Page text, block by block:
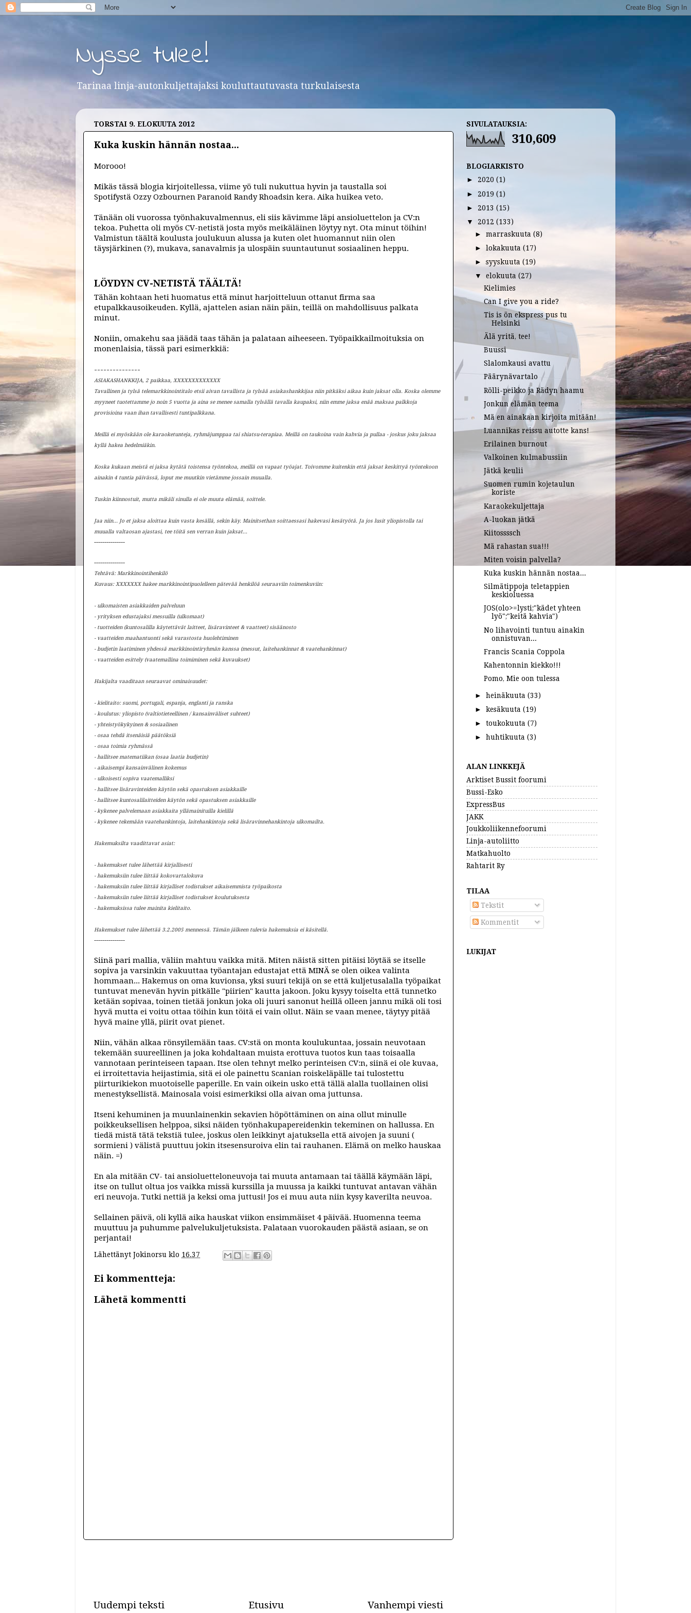
Nysse tulee!
Tarinaa linja-autonkuljettajaksi kouluttautuvasta turkulaisesta
TORSTAI 9. ELOKUUTA 2012
Kuka kuskin hännän nostaa...
Morooo!
Mikäs tässä blogia kirjoitellessa, viime yö tuli nukuttua hyvin ja taustalla soi
Spotifystä Ozzy Ozbournen Paranoid Randy Rhoadsin kera. Aika huikea veto.
Tänään oli vuorossa työnhakuvalmennus, eli siis kävimme läpi ansioluettelon ja CV:n
tekoa. Puhetta oli myös CV-netistä josta myös meikäläinen löytyy nyt. Ota minut töihin!
Valmistun täältä koulusta joulukuun alussa ja kuten olet huomannut niin olen
täysjärkinen (?), mukava, sanavalmis ja ulospäin suuntautunut sosiaalinen heppu.
LÖYDYN CV-NETISTÄ TÄÄLTÄ!
Tähän kohtaan heti huomatus että minut harjoitteluun ottanut firma saa
etupalkkausoikeuden. Kyllä, ajattelen asian näin päin, teillä on mahdollisuus palkata
minut.
Noniin, omakehu saa jäädä taas tähän ja palataan aiheeseen. Työpaikkailmoituksia on
monenlaisia, tässä pari esimerkkiä:
---------------
ASIAKASHANKKIJA, 2 paikkaa, XXXXXXXXXXXXX
Tavallinen ja tylsä telemarkkinointitalo etsii aivan tavallista ja tylsää asiakashankkijaa niin pitkäksi aikaa kuin jaksat olla. Koska olemme
myyneet tuotettamme jo noin 5 vuotta ja aina se menee samalla tylsällä tavalla kaupaksi, niin emme jaksa enää maksaa palkkoja
provisioina vaan ihan tavallisesti tuntipalkkana.
Meillä ei myöskään ole karaoketunteja, ryhmäjumppaa tai shiatsu-terapiaa. Meillä on taukoina vain kahvia ja pullaa - joskus joku jaksaa
kyllä hakea hedelmiäkin.
Koska kukaan meistä ei jaksa kytätä toistensa työntekoa, meillä on vapaat työajat. Toivomme kuitenkin että jaksat keskittyä työntekoon
ainakin 4 tuntia päivässä, loput me muutkin vietämme jossain muualla.
Tuskin kiinnostuit, mutta mikäli sinulla ei ole muuta elämää, soittele.
Jaa niin... Jo et jaksa aloittaa kuin vasta kesällä, sekin käy. Mainitsethan soittaessasi hakevasi kesätyötä. Ja jos lusit yliopistolla tai
muualla valtaosan ajastasi, tee töitä sen verran kuin jaksat...
---------------
---------------
Tehtävä: Markkinointihenkilö
Kuvaus: XXXXXXX hakee markkinointipuolelleen pätevää henkilöä seuraaviin toimenkuviin:
- ulkomaisten asiakkaiden palveluun
- yrityksen edustajaksi messuilla (ulkomaat)
- tuotteiden (kuntosalilla käytettävät laitteet, lisäravinteet & vaatteet) sisäänosto
- vaatteiden maahantuonti sekä varastosta huolehtiminen
- budjetin laatiminen yhdessä markkinointiryhmän kanssa (messut, laitehankinnat & vaatehankinnat)
- vaatteiden esittely (vaatemallina toimiminen sekä kuvaukset)
Hakijalta vaaditaan seuraavat ominaisuudet:
- kielitaito: suomi, portugali, espanja, englanti ja ranska
- koulutus: yliopisto (valtiotieteellinen / kansainväliset suhteet)
- yhteistyökykyinen & sosiaalinen
- osaa tehdä itsenäisiä päätöksiä
- osaa toimia ryhmässä
- hallitsee matematiikan (osaa laatia budjetin)
- aikaisempi kansainvälinen kokemus
- ulkoisesti sopiva vaatemalliksi
- hallitsee lisäravinteiden käytön sekä opastuksen asiakkaille
- hallitsee kuntosalilaitteiden käytön sekä opastuksen asiakkaille
- kykenee palvelemaan asiakkaita yllämainituilla kielillä
- kykenee tekemään vaatehankintoja, laitehankintoja sekä lisäravinnehankintoja ulkomailta.
Hakemuksilta vaadittavat asiat:
- hakemukset tulee lähettää kirjallisesti
- hakemuksiin tulee liittää kokovartalokuva
- hakemuksiin tulee liittää kirjalliset todistukset aikaisemmista työpaikosta
- hakemuksiin tulee liittää kirjalliset todistukset koulutuksesta
- hakemuksissa tulee mainita kielitaito.
Hakemukset tulee lähettää 3.2.2005 mennessä. Tämän jälkeen tulevia hakemuksia ei käsitellä.
---------------
Siinä pari mallia, väliin mahtuu vaikka mitä. Miten näistä sitten pitäisi löytää se itselle
sopiva ja varsinkin vakuuttaa työantajan edustajat että MINÄ se olen oikea valinta
hommaan... Hakemus on oma kuvionsa, yksi suuri tekijä on se että kuljetusalalla työpaikat
tuntuvat menevän hyvin pitkälle "piirien" kautta jakoon. Joku kysyy toiselta että tunnetko
ketään sopivaa, toinen tietää jonkun joka oli juuri sanonut heillä olleen jannu mikä oli tosi
hyvä mutta ei voitu ottaa töihin kun töitä ei vain ollut. Näin se vaan menee, täytyy pitää
hyvä maine yllä, piirit ovat pienet.
Niin, vähän alkaa rönsyilemään taas. CV:stä on monta koulukuntaa, jossain neuvotaan
tekemään suureellinen ja joka kohdaltaan muista erottuva tuotos kun taas toisaalla
vannotaan perinteiseen tapaan. Itse olen tehnyt melko perinteisen CV:n, siinä ei ole kuvaa,
ei irroitettavia heijastimia, sitä ei ole painettu Scanian roiskeläpälle tai tulostettu
piirturikiekon muotoiselle paperille. En vain oikein usko että tällä alalla tuollainen olisi
menestyksellistä. Mainosala voisi esimerkiksi olla aivan oma juttunsa.
Itseni kehuminen ja muunlainenkin sekavien höpöttäminen on aina ollut minulle
poikkeuksellisen helppoa, siksi näiden työnhakupapereidenkin tekeminen on hallussa. En
tiedä mistä tätä tekstiä tulee, joskus olen leikkinyt ajatuksella että aivojen ja suuni (
sormieni ) välistä puuttuu jokin itsesensuroiva elin tai rauhanen. Elämä on melko hauskaa
näin. =)
En ala mitään CV- tai ansioluetteloneuvoja tai muuta antamaan tai täällä käymään läpi,
itse on tullut oltua jos vaikka missä kurssilla ja muussa ja kaikki tuntuvat antavan vähän
eri neuvoja. Tutki nettiä ja keksi oma juttusi! Jos ei muu auta niin kysy kaverilta neuvoa.
Sellainen päivä, oli kyllä aika hauskat viikon ensimmäiset 4 päivää. Huomenna teema
muuttuu ja puhumme palvelukuljetuksista. Palataan vuorokauden päästä asiaan, se on
perjantai!
Lähettänyt Jokinorsu klo 16.37
Ei kommentteja:
Lähetä kommentti
Uudempi teksti Vanhempi viesti
Etusivu
SIVULATAUKSIA:
310,609
BLOGIARKISTO
► 2020 (1)
► 2019 (1)
► 2013 (15)
▼ 2012 (133)
►marraskuuta(8)
►lokakuuta(17)
►syyskuuta(19)
▼elokuuta(27)
Kielimies
Can I give you a ride?
Tis is ön ekspress pus tu
Helsinki
Älä yritä, tee!
Buussi
Slalomkausi avattu
Päärynävartalo
Rölli-peikko ja Rädyn haamu
Jonkun elämän teema
Mä en ainakaan kirjoita mitään!
Luannikas reissu autotte kans!
Erilainen burnout
Valkoinen kulmabussiin
Jätkä keulii
Suomen rumin kojetaulun
koriste
Karaokekuljettaja
A-luokan jätkä
Kiitossssch
Mä rahastan sua!!!
Miten voisin palvella?
Kuka kuskin hännän nostaa...
Silmätippoja teletappien
keskioluessa
JOS(olo>=lysti;"kädet yhteen
lyö";"keitä kahvia")
No lihavointi tuntuu ainakin
onnistuvan...
Francis Scania Coppola
Kahentonnin kiekko!!!
Pomo, Mie oon tulessa
► heinäkuuta(33)
► kesäkuuta(19)
►toukokuuta(7)
►huhtikuuta(3)
ALAN LINKKEJÄ
Arktiset Bussit foorumi
Bussi-Esko
ExpressBus
JAKK
Joukkoliikennefoorumi
Linja-autoliitto
Matkahuolto
Rahtarit Ry
TILAA
Tekstit
Kommentit
LUKIJAT